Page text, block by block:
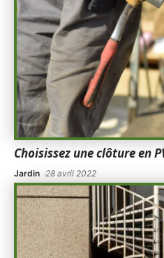
Choisissez une clôture en
Jardin 28 avril 2022